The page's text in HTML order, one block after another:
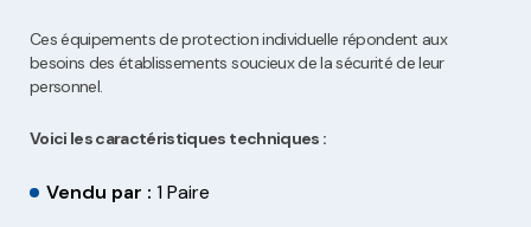
Ces équipements de protection individuelle répondent aux
besoins des établissements soucieux de la sécurité de leur
personnel.
Voici les caractéristiques techniques :
Vendu par : 1 Paire